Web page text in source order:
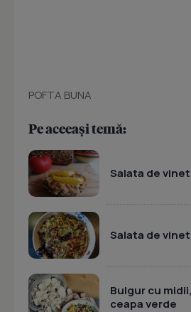
POFTA BUNA
Pe aceeași temă:
Salata de
Salata de
Bulgur cu
ceapa verde